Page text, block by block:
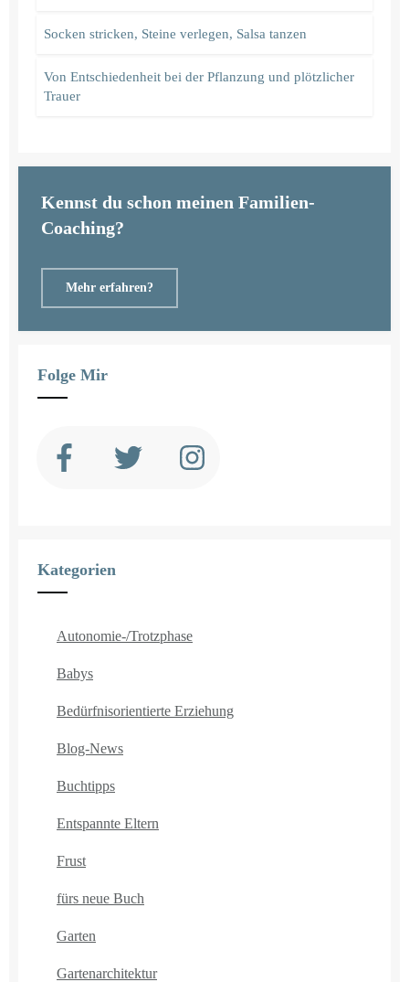
Socken stricken, Steine verlegen, Salsa tanzen
Von Entschiedenheit bei der Pflanzung und plötzlicher
Trauer
Kennst du schon meinen Familien-
Coaching?
Mehr erfahren?
Folge Mir
Kategorien
Autonomie-/Trotzphase
Babys
Bedürfnisorientierte Erziehung
Blog-News
Buchtipps
Entspannte Eltern
Frust
fürs neue Buch
Garten
Gartenarchitektur